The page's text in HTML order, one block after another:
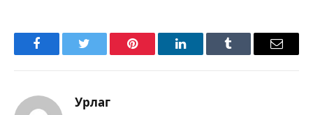
FacebookTwitter Pinterest LinkedInTumblr Имэйл
Урлаг